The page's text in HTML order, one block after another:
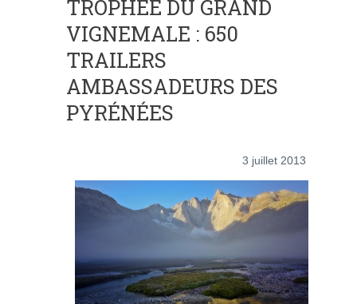
TROPHÉE DU GRAND
VIGNEMALE : 650
TRAILERS
AMBASSADEURS DES
PYRÉNÉES
3 juillet 2013